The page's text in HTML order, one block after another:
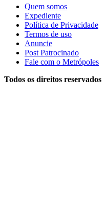
Quem somos
Expediente
Política de Privacidade
Termos de uso
Anuncie
Post Patrocinado
Fale com o Metrópoles
Todos os direitos reservados